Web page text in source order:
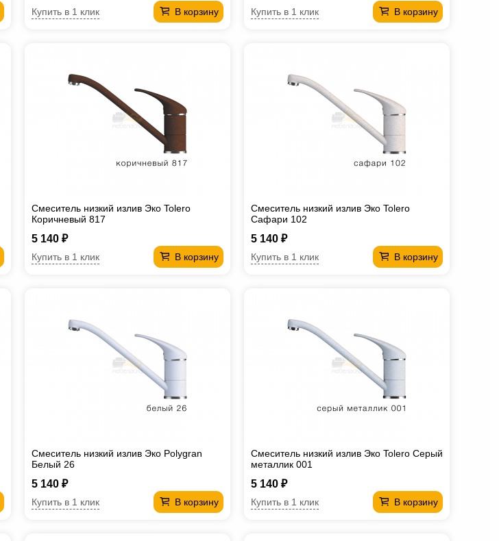
В корзину
Купить в 1 клик В корзину
Купить в 1 клик
Смеситель низкий излив Эко Tolero
Коричневый 817
5 140 ₽
В корзину
Купить в 1 клик
Смеситель низкий излив Эко Tolero
Сафари 102
5 140 ₽
В корзину
Купить в 1 клик
Смеситель низкий излив Эко Polygran
Белый 26
5 140 ₽
В корзину
Купить в 1 клик
Смеситель низкий излив Эко Tolero Серый
металлик 001
5 140 ₽
В корзину
Купить в 1 клик